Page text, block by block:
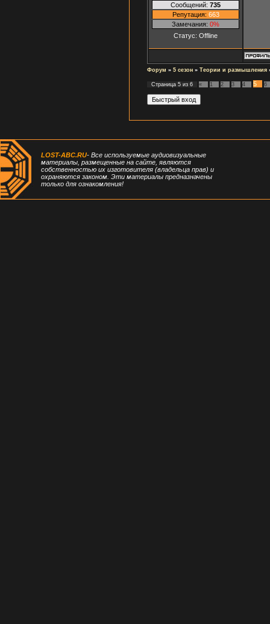
Сообщений: 735
Репутация: 663
Замечания: 0%
Статус: Offline
Форум » 5 сезон » Теории и размышления
Страница 5 из 6 « 1 2 3 4 5 6
LOST-ABC.RU- Все используемые аудиовизуальные
материалы, размещенные на сайте, являются
собственностью их изготовителя (владельца прав) и
охраняются законом. Эти материалы предназначены
только для ознакомления!